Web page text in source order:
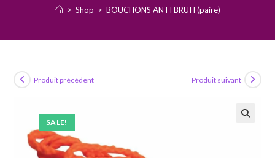
> Shop > BOUCHONS ANTI BRUIT(paire)
SALE!
Produit précédent Produit suivant